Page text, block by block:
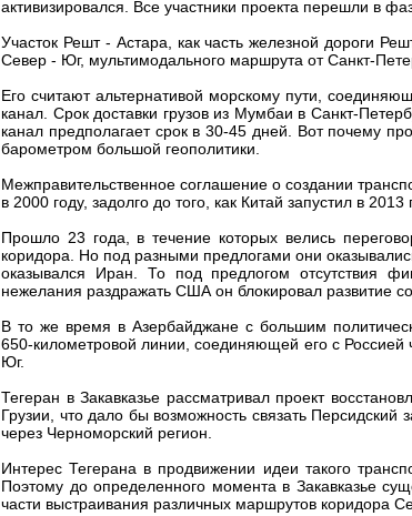
активизировался. Все участники проекта перешли в
Участок Решт - Астара, как часть железной дороги
Север - Юг, мультимодального маршрута от Санкт-
Его считают альтернативой морскому пути,
канал. Срок доставки грузов из Мумбаи в Санкт-
канал предполагает срок в 30-45 дней. Вот почему
барометром большой геополитики.
Межправительственное соглашение о создании
в 2000 году, задолго до того, как Китай запустил в
Прошло 23 года, в течение которых велись
коридора. Но под разными предлогами они
оказывался Иран. То под предлогом отсутствия
нежелания раздражать США он блокировал развитие
В то же время в Азербайджане с большим
650-километровой линии, соединяющей его с Россией
Юг.
Тегеран в Закавказье рассматривал проект
Грузии, что дало бы возможность связать
через Черноморский регион.
Интерес Тегерана в продвижении идеи такого
Поэтому до определенного момента в Закавказье
части выстраивания различных маршрутов коридора